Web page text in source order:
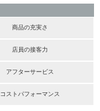
商品の充実さ
店員の接客力
アフターサービス
コストパフォーマンス